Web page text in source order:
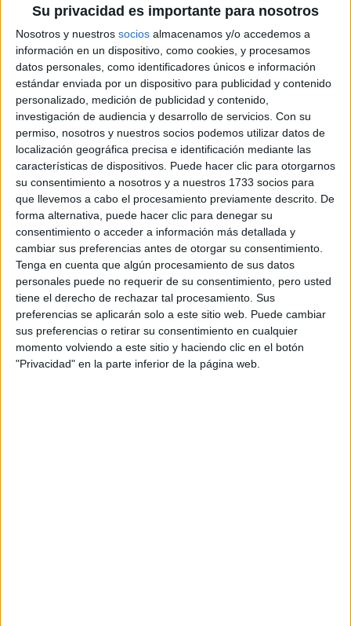
Su privacidad es importante para nosotros
Nosotros y nuestros socios almacenamos y/o accedemos a
información en un dispositivo, como cookies, y procesamos
datos personales, como identificadores únicos e información
estándar enviada por un dispositivo para publicidad y contenido
personalizado, medición de publicidad y contenido,
investigación de audiencia y desarrollo de servicios. Con su
permiso, nosotros y nuestros socios podemos utilizar datos de
localización geográfica precisa e identificación mediante las
características de dispositivos. Puede hacer clic para otorgarnos
su consentimiento a nosotros y a nuestros 1733 socios para
que llevemos a cabo el procesamiento previamente descrito. De
forma alternativa, puede hacer clic para denegar su
consentimiento o acceder a información más detallada y
cambiar sus preferencias antes de otorgar su consentimiento.
Tenga en cuenta que algún procesamiento de sus datos
personales puede no requerir de su consentimiento, pero usted
tiene el derecho de rechazar tal procesamiento. Sus
preferencias se aplicarán solo a este sitio web. Puede cambiar
sus preferencias o retirar su consentimiento en cualquier
momento volviendo a este sitio y haciendo clic en el botón
"Privacidad" en la parte inferior de la página web.
DIRECCIÓN
C/ SAN POL, 8
31200 Estella-Lizarra, Navarra
+
-
Leaflet| OSM Mapnik
Explora más
¿No es exactamente lo que buscas? Estas son las
alternativas más relevantes.